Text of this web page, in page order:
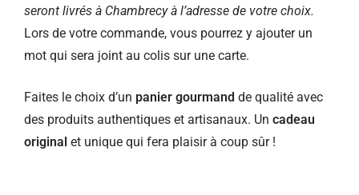
seront livrés à Chambrecy à l’adresse de votre choix.
Lors de votre commande, vous pourrez y ajouter un
mot qui sera joint au colis sur une carte.
Faites le choix d’un panier gourmand de qualité avec
des produits authentiques et artisanaux. Un cadeau
original et unique qui fera plaisir à coup sûr !